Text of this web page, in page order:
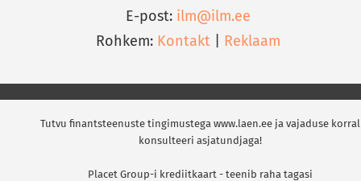
E-post: ilm@ilm.ee
Rohkem: Kontakt Reklaam
Tutvu finantsteenuste tingimustega www.laen.ee ja vajaduse korral
konsulteeri asjatundjaga!
Placet Group-i krediitkaart - teenib raha tagasi